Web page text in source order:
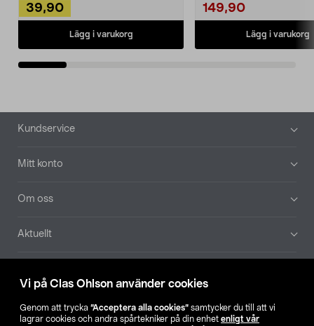
Vi på Clas Ohlson använder cookies
Genom att trycka ”Acceptera alla cookies” samtycker du till att vi
lagrar cookies och andra spårtekniker på din enhet enligt vår
39,90
Lägg i varukorg
149,90
Lägg i varukorg
Sidfot
Kundservice
Mitt konto
Om oss
Aktuellt
Hitta butik